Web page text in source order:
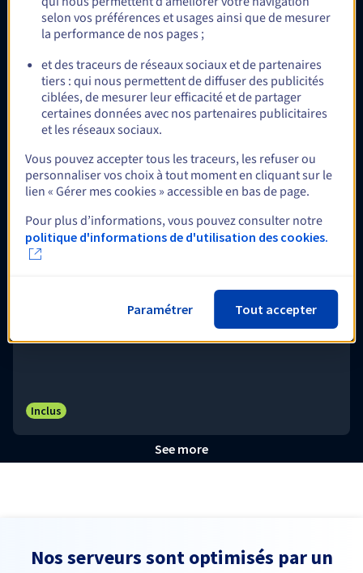
Déployez votre socle Veeam Backup & Replication et utilisez les
licences Enterprise Plus d'OVHcloud afin d’assurer la sauvegarde,
la restauration et la réplication de nombreux workloads
stratégiques, parmi lesquels VMware, Nutanix, les serveurs
physiques Windows et Linux, ou encore les stockages NAS.
En savoir plus
En option
Double alimentation électrique (2xPSU)
de la garantie de disponibilité d’une infrastructure. Selon la
criticité de votre besoin, la double alimentation devient un
prérequis pour pallier une interruption qui pourrait s’avérer
coûteuse en matière de business ou d’image de marque.
Inclus
See more
Nos serveurs sont optimisés par un
selon vos préférences et usages ainsi que de mesurer
la performance de nos pages ;
et des traceurs de réseaux sociaux et de partenaires
tiers : qui nous permettent de diffuser des publicités
ciblées, de mesurer leur efficacité et de partager
certaines données avec nos partenaires publicitaires
et les réseaux sociaux.
Vous pouvez accepter tous les traceurs, les refuser ou
personnaliser vos choix à tout moment en cliquant sur le
lien « Gérer mes cookies » accessible en bas de page.
Pour plus d’informations, vous pouvez consulter notre
politique d'informations de d'utilisation des cookies.
Paramétrer Tout accepter